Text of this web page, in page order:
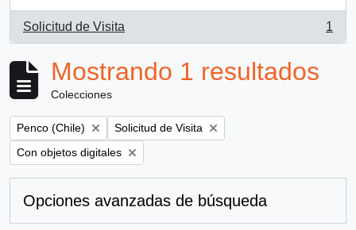
Solicitud de Visita
, 1 resultados
1
Mostrando 1 resultados
Colecciones
Remove filter:
Penco (Chile) Remove filter:
Solicitud de Visita
Remove filter:
Con objetos digitales
Opciones avanzadas de búsqueda